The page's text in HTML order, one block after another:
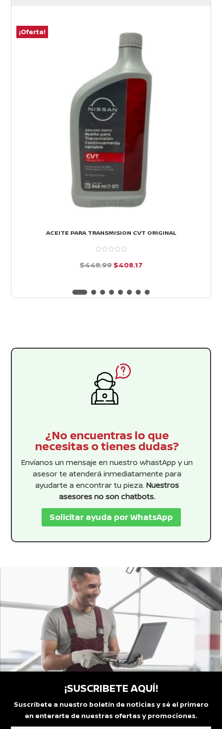
¡Oferta!
ACEITE PARA TRANSMISION CVT ORIGINAL
5
$448.99 El
original
$408.17El
actual
¿No encuentras lo que
necesitas o tienes dudas?
Envíanos un mensaje en nuestro whastApp y un
asesor te atenderá inmediatamente para
ayudarte a encontrar tu pieza. Nuestros
asesores no son chatbots.
Solicitar ayuda por WhatsApp
¡SUSCRIBETE AQUÍ!
Suscríbete a nuestro boletín de noticias y sé el primero
en enterarte de nuestras ofertas y promociones.